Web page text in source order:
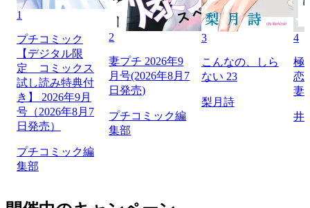
1
プチコミック
【デジタル限
定 コミックス
試し読み特典付
き】 2026年9月
号（2026年8月7
日発売）
プチコミック編
集部
2
妻プチ 2026年9
月号(2026年8月7
日発売)
プチコミック編
集部
3
こんなの、しら
ない 23
梨月詩
4
極
恋
妻
井